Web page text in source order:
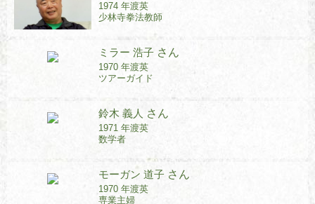
1974 年渡英
少林寺拳法教師
ミラー 浩子 さん
1970 年渡英
ツアーガイド
鈴木 義人 さん
1971 年渡英
数学者
モーガン 道子 さん
1970 年渡英
専業主婦